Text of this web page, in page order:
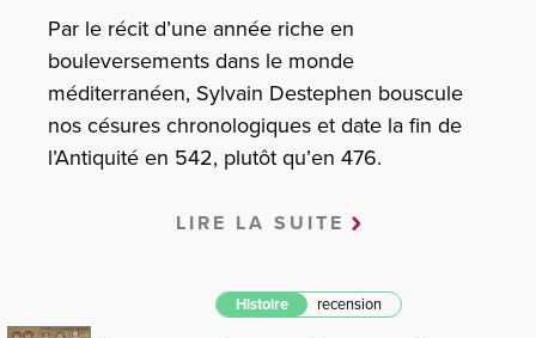
Par le récit d’une année riche en
bouleversements dans le monde
méditerranéen, Sylvain Destephen bouscule
nos césures chronologiques et date la fin de
l’Antiquité en 542, plutôt qu’en 476.
LIRE LA SUITE
Histoire recension